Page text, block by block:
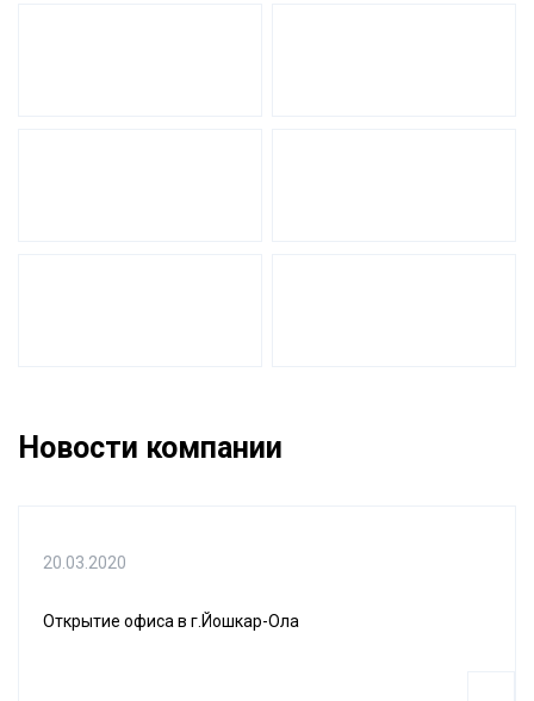
Новости компании
20.03.2020
Открытие офиса в г.Йошкар-Ола